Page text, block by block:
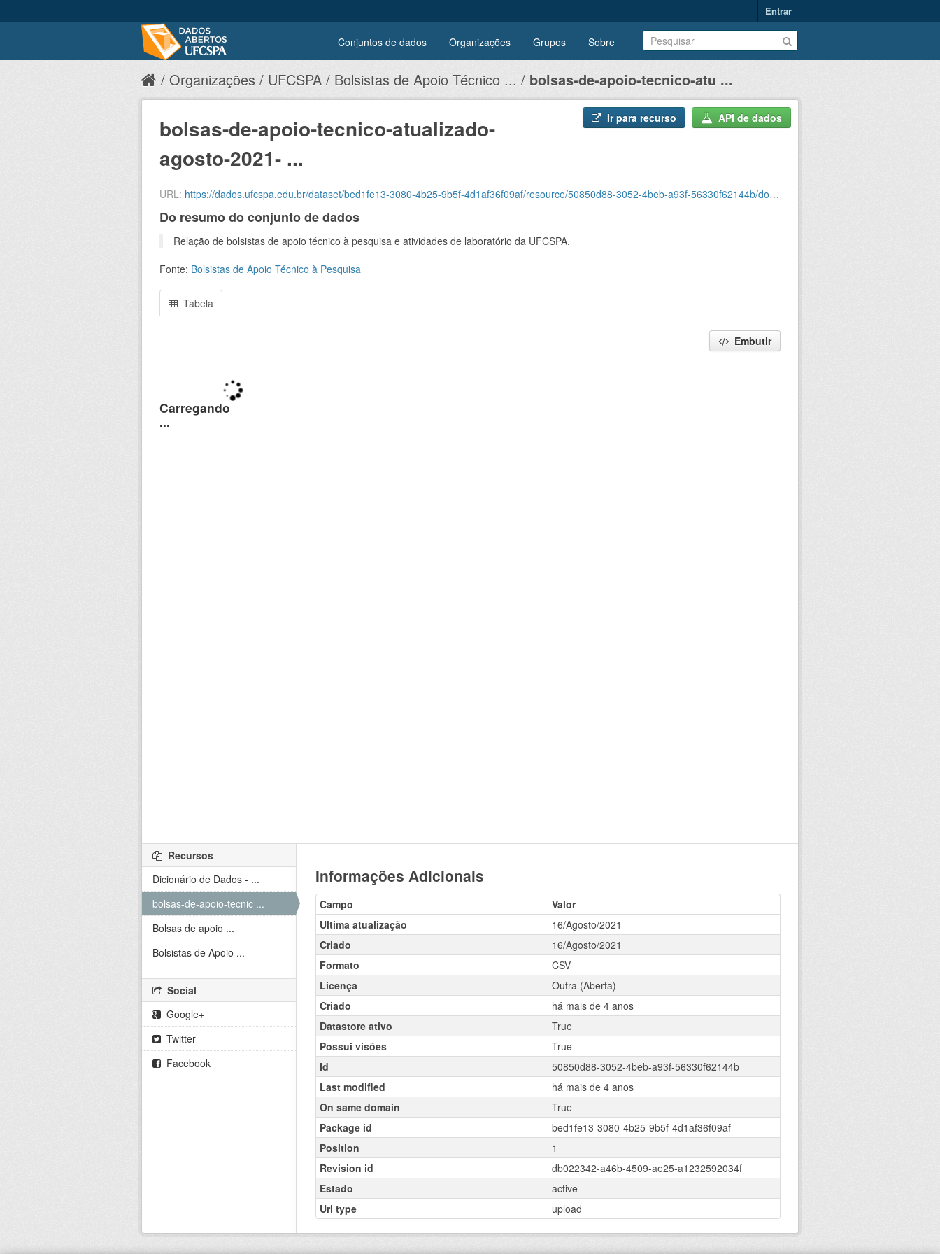
Entrar
Conjuntos de dados Organizações Grupos Sobre
Organizações UFCSPA Bolsistas de Apoio Técnico ... bolsas-de-apoio-tecnico-atu ...
Ir para recurso API de dados
bolsas-de-apoio-tecnico-atualizado-
agosto-2021- ...
URL: https://dados.ufcspa.edu.br/dataset/bed1fe13-3080-4b25-9b5f-4d1af36f09af/resource/50850d88-3052-4beb-a93f-56330f62144b/download/bolsas-de-apoio-tecnico-atualizado-agosto-2021-pagina1.csv
Do resumo do conjunto de dados
Relação de bolsistas de apoio técnico à pesquisa e atividades de laboratório da UFCSPA.
Fonte: Bolsistas de Apoio Técnico à Pesquisa
Tabela
Embutir
Informações Adicionais
Campo
Valor
Ultima atualização
16/Agosto/2021
Criado
16/Agosto/2021
Formato
CSV
Licença
Outra (Aberta)
Criado
há mais de 4 anos
Datastore ativo
True
Possui visões
True
Id
50850d88-3052-4beb-a93f-56330f62144b
Last modified
há mais de 4 anos
On same domain
True
Package id
bed1fe13-3080-4b25-9b5f-4d1af36f09af
Position
1
Revision id
db022342-a46b-4509-ae25-a1232592034f
Estado
active
Url type
upload
Recursos
Dicionário de Dados - ...
bolsas-de-apoio-tecnic ...
Bolsas de apoio ...
Bolsistas de Apoio ...
Social
Google+
Twitter
Facebook